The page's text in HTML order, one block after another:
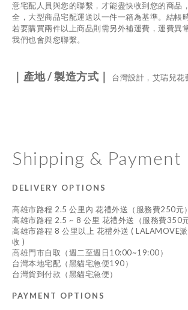
意宅配人員與您的聯繫，才能盡快收到您的商品
全，大型商品宅配運送以一件一箱為基準。結帳
若要購買兩件以上商品則需另外補運費，運費異
我們也會與您聯繫。
｜產地/製造方式｜ 台灣設計，艾瑞兒花
Shipping & Payment
DELIVERY OPTIONS
高雄市路程 2.5 公里內 花禮外送（服務費250元）
高雄市路程 2.5 ~ 8 公里 花禮外送（服務費350元
高雄市路程 8 公里以上 花禮外送 ( LALAMOVE
收 )
高雄門市自取（週二至週日10:00~19:00）
台灣本地宅配（黑貓宅急便190）
台灣貨到付款（黑貓宅急便）
PAYMENT OPTIONS